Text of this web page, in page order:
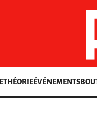
THÉORIEÉVÉNEMENTS